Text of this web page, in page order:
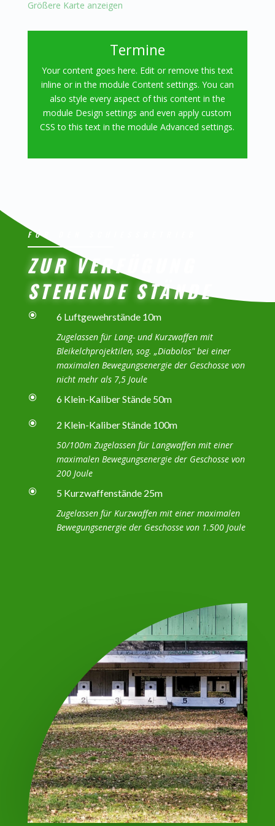
Größere Karte anzeigen
Termine
Your content goes here. Edit or remove this text
inline or in the module Content settings. You can
also style every aspect of this content in the
module Design settings and even apply custom
CSS to this text in the module Advanced settings.
FÜR DEN SCHIESSBETRIEB
ZUR VERFÜGUNG
STEHENDE STÄNDE
\
6 Luftgewehrstände 10m
Zugelassen für Lang- und Kurzwaffen mit
Bleikelchprojektilen, sog. „Diabolos" bei einer
maximalen Bewegungsenergie der Geschosse von
nicht mehr als 7,5 Joule
\ 6 Klein-Kaliber Stände 50m
\
2 Klein-Kaliber Stände 100m
50/100m Zugelassen für Langwaffen mit einer
maximalen Bewegungsenergie der Geschosse von
200 Joule
\
5 Kurzwaffenstände 25m
Zugelassen für Kurzwaffen mit einer maximalen
Bewegungsenergie der Geschosse von 1.500 Joule